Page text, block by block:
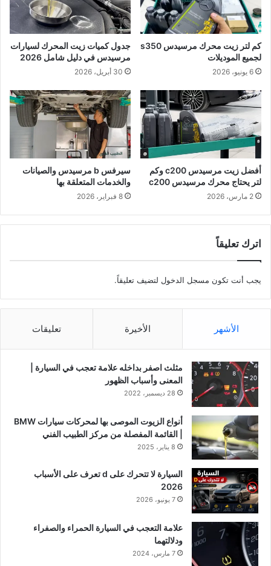
كم لتر زيت محرك مرسيدس s350
لجميع الموديلات
6 يونيو، 2026
جدول كميات زيت المحرك لسيارات
مرسيدس في دليل شامل 2026
30 أبريل، 2026
أفضل زيت مرسيدس c200 وكم
لتر يحتاج محرك مرسيدس c200
2 مارس، 2026
سيرفس b مرسيدس والصيانات
والخدمات المتعلقة بها
8 فبراير، 2026
اترك تعليقاً
يجب أنت تكون مسجل الدخول لتضيف تعليقاً.
الأشهر الأخيرة تعليقات
مثلث اصفر بداخله علامة تعجب في السيارة |
المعنى وأسباب الظهور
28 ديسمبر، 2022
أنواع الزيوت الموصى بها لمحركات سيارات BMW
| القائمة المفصلة من مركز الطبيب الفني
8 يناير، 2025
السيارة لا تتحرك على d تعرف على الأسباب
2026
7 يونيو، 2026
علامة التعجب في السيارة الحمراء والصفراء
ودلالتهما
7 مارس، 2024